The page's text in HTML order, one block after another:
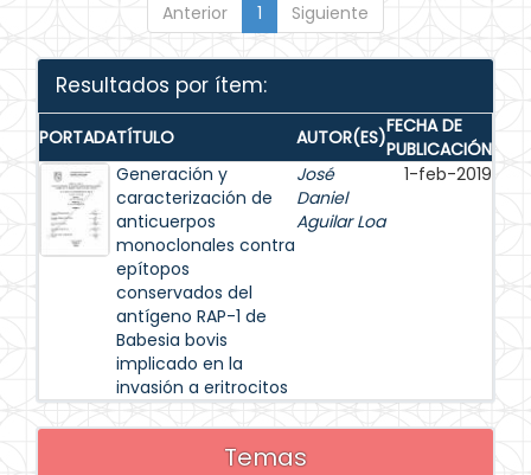
Anterior 1 Siguiente
Resultados por ítem:
PORTADATÍTULO AUTOR(ES)FECHA DE
PUBLICACIÓN
Generación y
caracterización de
anticuerpos
monoclonales contra
epítopos
conservados del
antígeno RAP-1 de
Babesia bovis
implicado en la
invasión a eritrocitos
José
Daniel
Aguilar Loa
1-feb-2019
Temas